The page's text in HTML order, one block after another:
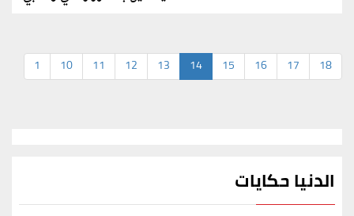
1 10 11 12 13 14 15 16 17 18
الدنيا حكايات